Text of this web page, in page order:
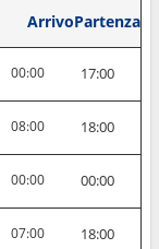
ArrivoPartenza
00:00 17:00
08:00 18:00
00:00 00:00
07:00 18:00